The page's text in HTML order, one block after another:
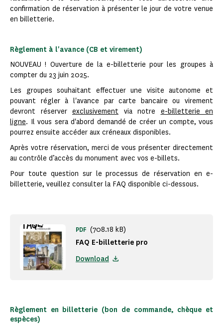
confirmation de réservation à présenter le jour de votre venue
en billetterie.
Règlement à l'avance (CB et virement)
NOUVEAU ! Ouverture de la e-billetterie pour les groupes à
compter du 23 juin 2025.
Les groupes souhaitant effectuer une visite autonome et
pouvant régler à l'avance par carte bancaire ou virement
devront réserver exclusivement via notre e-billetterie en
ligne. Il vous sera d'abord demandé de créer un compte, vous
pourrez ensuite accéder aux créneaux disponibles.
Après votre réservation, merci de vous présenter directement
au contrôle d’accès du monument avec vos e-billets.
Pour toute question sur le processus de réservation en e-
billetterie, veuillez consulter la FAQ disponible ci-dessous.
FAQ E-billetterie pro
PDF (708.18 kB)
Download
Règlement en billetterie (bon de commande, chèque et
espèces)